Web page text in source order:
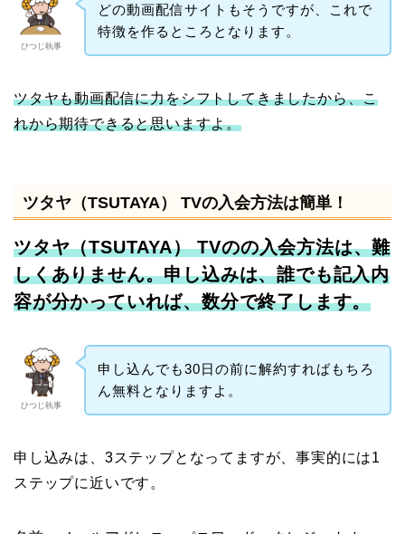
ひつじ執事
どの動画配信サイトもそうですが、これで
特徴を作るところとなります。
ツタヤも動画配信に力をシフトしてきましたから、こ
れから期待できると思いますよ。
ツタヤ（TSUTAYA） TVの入会方法は簡単！
ツタヤ（TSUTAYA） TVのの入会方法は、難
しくありません。申し込みは、誰でも記入内
容が分かっていれば、数分で終了します。
ひつじ執事
申し込んでも30日の前に解約すればもちろ
ん無料となりますよ。
申し込みは、3ステップとなってますが、事実的には1
ステップに近いです。